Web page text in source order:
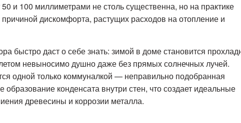
и 100 миллиметрами не столь существенна, но на практике
дискомфорта, растущих расходов на отопление и
быстро даст о себе знать: зимой в доме становится
невыносимо душно даже без прямых солнечных лучей.
одной только коммуналкой — неправильно подобранная
конденсата внутри стен, что создает идеальные
древесины и коррозии металла.